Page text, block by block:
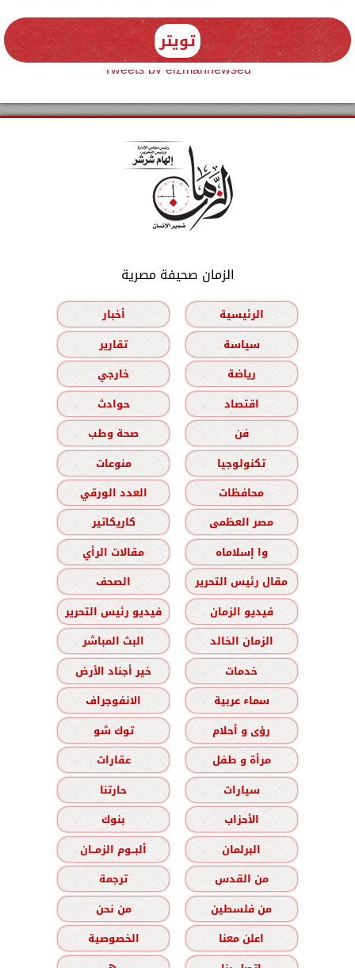
تويتر
Tweets by elzmannewseg
الزمان صحيفة مصرية
الرئيسية
أخبار
سياسة
تقارير
رياضة
خارجي
اقتصاد
حوادث
فن
صحة وطب
تكنولوجيا
منوعات
محافظات
العدد الورقي
مصر العظمى
كاريكاتير
وا إسلاماه
مقالات الرأي
مقال رئيس التحرير
الصحف
فيديو الزمان
فيديو رئيس التحرير
الزمان الخالد
البث المباشر
خدمات
خير أجناد الأرض
سماء عربية
الانفوجراف
رؤى و أحلام
توك شو
مرأة و طفل
عقارات
سيارات
حارتنا
الأحزاب
بنوك
البرلمان
ألبــوم الزمــان
من القدس
ترجمة
من فلسطين
من نحن
اعلن معنا
الخصوصية